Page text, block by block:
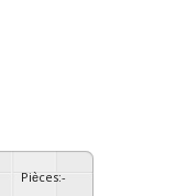
Pièces:-